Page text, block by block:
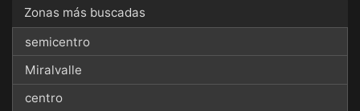
Zonas más buscadas
semicentro
Miralvalle
centro